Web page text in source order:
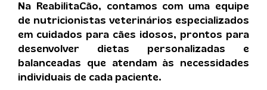
Na ReabilitaCão, contamos com uma equipe
de nutricionistas veterinários especializados
em cuidados para cães idosos, prontos para
desenvolver dietas personalizadas e
balanceadas que atendam às necessidades
individuais de cada paciente.